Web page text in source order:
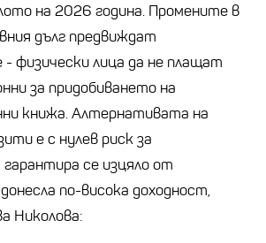
на 2026 година. Промените в
дълг предвиждат
физически лица да не плащат
за придобиването на
книжа. Алтернативата на
е с нулев риск за
се изцяло от
по-висока доходност,
Николова: